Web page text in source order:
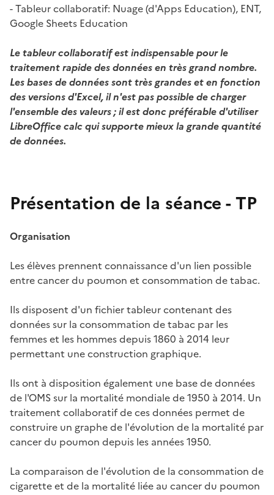
- Tableur collaboratif: Nuage (d'Apps Education), ENT,
Google Sheets Education
Le tableur collaboratif est indispensable pour le
traitement rapide des données en très grand nombre.
Les bases de données sont très grandes et en fonction
des versions d'Excel, il n'est pas possible de charger
l'ensemble des valeurs ; il est donc préférable d'utiliser
LibreOffice calc qui supporte mieux la grande quantité
de données.
Présentation de la séance - TP
Organisation
Les élèves prennent connaissance d'un lien possible
entre cancer du poumon et consommation de tabac.
Ils disposent d'un fichier tableur contenant des
données sur la consommation de tabac par les
femmes et les hommes depuis 1860 à 2014 leur
permettant une construction graphique.
Ils ont à disposition également une base de données
de l'OMS sur la mortalité mondiale de 1950 à 2014. Un
traitement collaboratif de ces données permet de
construire un graphe de l'évolution de la mortalité par
cancer du poumon depuis les années 1950.
La comparaison de l'évolution de la consommation de
cigarette et de la mortalité liée au cancer du poumon